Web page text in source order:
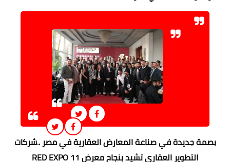
بصمة جديدة في صناعة المعارض العقارية في مصر ..شركات
التطوير العقاري تشيد بنجاح معرض RED EXPO 11